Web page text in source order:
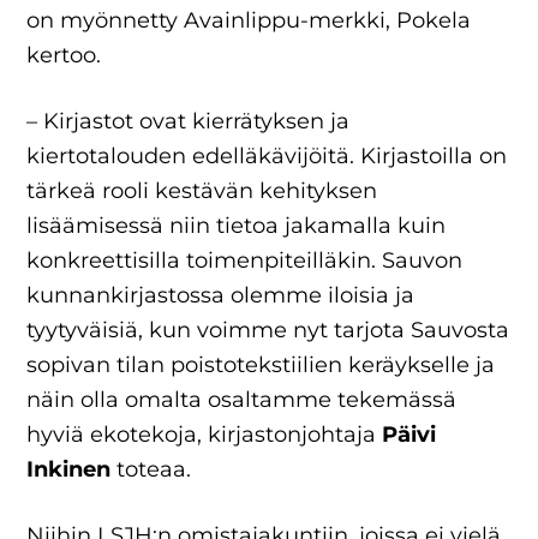
on myönnetty Avainlippu-merkki, Pokela
kertoo.
– Kirjastot ovat kierrätyksen ja
kiertotalouden edelläkävijöitä. Kirjastoilla on
tärkeä rooli kestävän kehityksen
lisäämisessä niin tietoa jakamalla kuin
konkreettisilla toimenpiteilläkin. Sauvon
kunnankirjastossa olemme iloisia ja
tyytyväisiä, kun voimme nyt tarjota Sauvosta
sopivan tilan poistotekstiilien keräykselle ja
näin olla omalta osaltamme tekemässä
hyviä ekotekoja, kirjastonjohtaja Päivi
Inkinen toteaa.